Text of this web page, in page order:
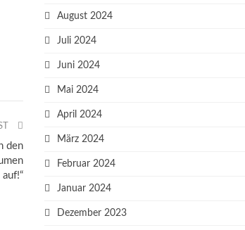
den
auf!“
August 2024
Juli 2024
Juni 2024
Mai 2024
April 2024
März 2024
Februar 2024
Januar 2024
Dezember 2023